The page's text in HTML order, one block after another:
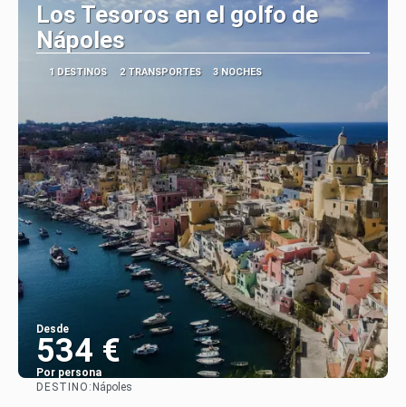
Los Tesoros en el golfo de
Nápoles
1 DESTINOS 2 TRANSPORTES 3 NOCHES
Desde
534 €
Por persona
DESTINO: Nápoles